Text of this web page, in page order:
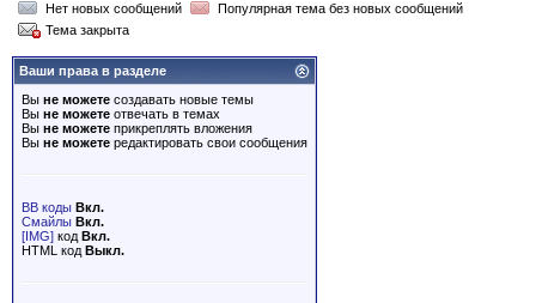
Нет новых сообщений
Популярная тема без новых сообщений
Тема закрыта
Ваши права в разделе
Вы не можете создавать новые темы
Вы не можете отвечать в темах
Вы не можете прикреплять вложения
Вы не можете редактировать свои сообщения
BB коды Вкл.
Смайлы Вкл.
[IMG] код Вкл.
HTML код Выкл.